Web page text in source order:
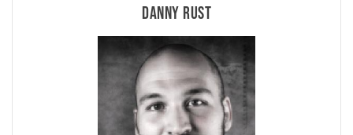
Danny Rust